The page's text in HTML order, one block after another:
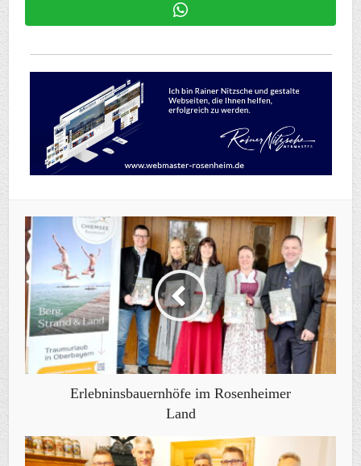
Erlebninsbauernhöfe im Rosenheimer
Land